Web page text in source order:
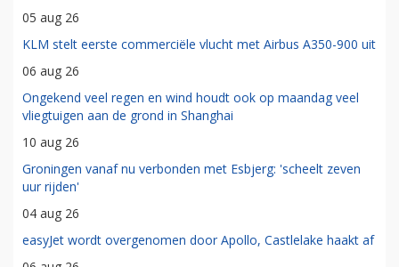
05 aug 26
KLM stelt eerste commerciële vlucht met Airbus A350-900 uit
06 aug 26
Ongekend veel regen en wind houdt ook op maandag veel
vliegtuigen aan de grond in Shanghai
10 aug 26
Groningen vanaf nu verbonden met Esbjerg: 'scheelt zeven
uur rijden'
04 aug 26
easyJet wordt overgenomen door Apollo, Castlelake haakt af